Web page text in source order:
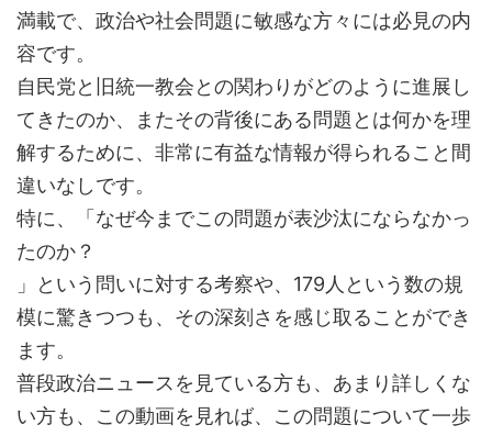
満載で、政治や社会問題に敏感な方々には必見の内
容です。
自民党と旧統一教会との関わりがどのように進展し
てきたのか、またその背後にある問題とは何かを理
解するために、非常に有益な情報が得られること間
違いなしです。
特に、「なぜ今までこの問題が表沙汰にならなかっ
たのか？
」という問いに対する考察や、179人という数の規
模に驚きつつも、その深刻さを感じ取ることができ
ます。
普段政治ニュースを見ている方も、あまり詳しくな
い方も、この動画を見れば、この問題について一歩